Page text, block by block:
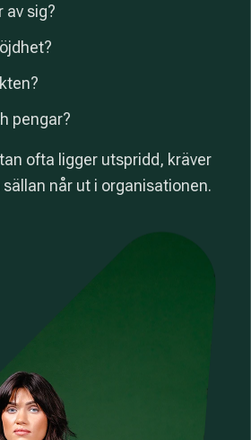
av sig?
pengar?
ofta ligger utspridd, kräver
når ut i organisationen.